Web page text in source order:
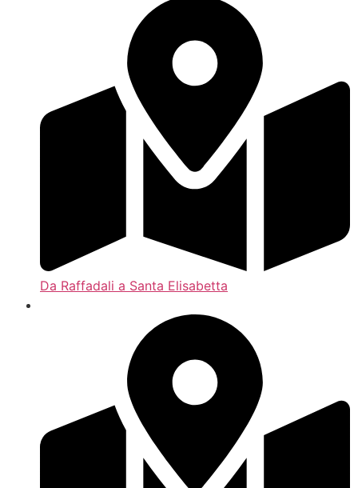
Da Raffadali a Santa Elisabetta